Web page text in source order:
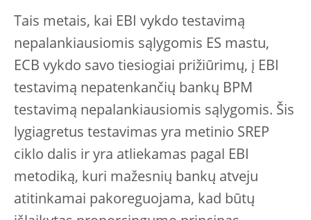
Tais metais, kai EBI vykdo testavimą
nepalankiausiomis sąlygomis ES mastu,
ECB vykdo savo tiesiogiai prižiūrimų, į EBI
testavimą nepatenkančių bankų BPM
testavimą nepalankiausiomis sąlygomis. Šis
lygiagretus testavimas yra metinio SREP
ciklo dalis ir yra atliekamas pagal EBI
metodiką, kuri mažesnių bankų atveju
atitinkamai pakoreguojama, kad būtų